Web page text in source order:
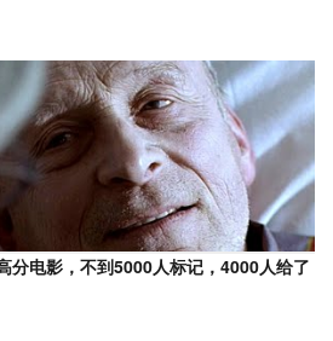
分电影，不到5000人标记，4000人给了